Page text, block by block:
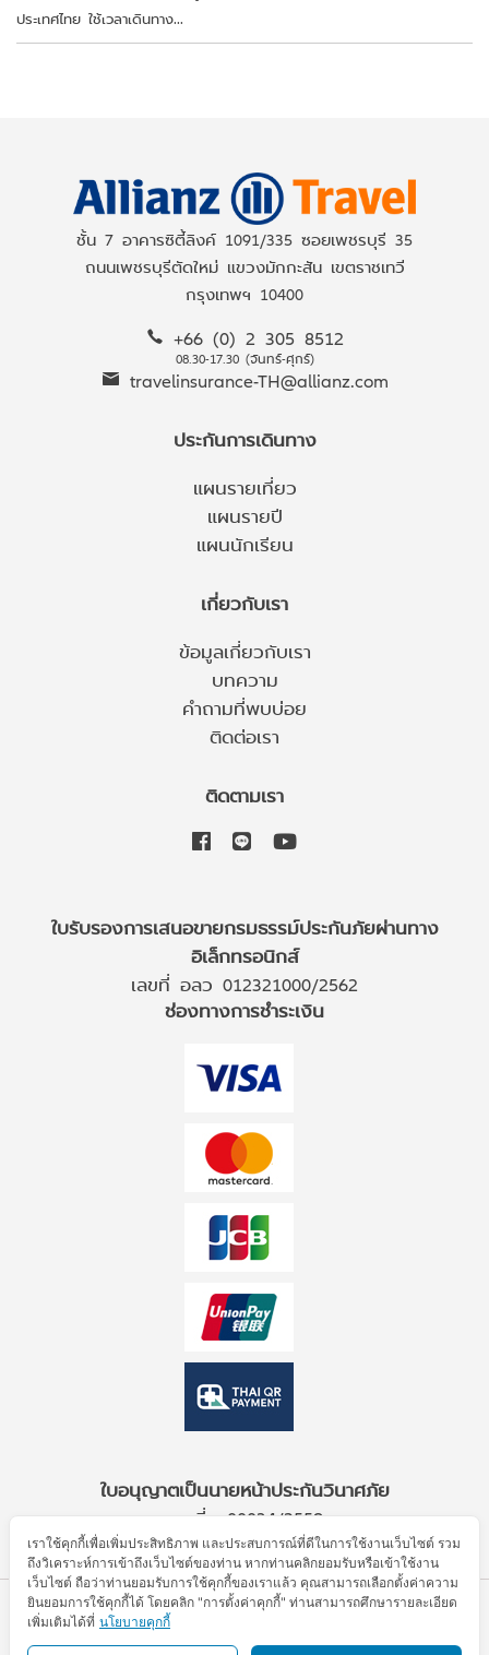
ประเทศไทย ใช้เวลาเดินทาง...
ชั้น 7 อาคารซิตี้ลิงค์ 1091/335 ซอยเพชรบุรี 35
ถนนเพชรบุรีตัดใหม่ แขวงมักกะสัน เขตราชเทวี
กรุงเทพฯ 10400
+66 (0) 2 305 8512
08.30-17.30 (จันทร์-ศุกร์)
travelinsurance-TH@allianz.com
ประกันการเดินทาง
แผนรายเที่ยว
แผนรายปี
แผนนักเรียน
เกี่ยวกับเรา
ข้อมูลเกี่ยวกับเรา
บทความ
คำถามที่พบบ่อย
ติดต่อเรา
ติดตามเรา
ใบรับรองการเสนอขายกรมธรรม์ประกันภัยผ่านทาง
อิเล็กทรอนิกส์
เลขที่ อลว 012321000/2562
ช่องทางการชำระเงิน
ใบอนุญาตเป็นนายหน้าประกันวินาศภัย
เลขที่ ว00034/2559
© Allianz Partners 2026. All Rights Reserved.
เราใช้คุกกี้เพื่อเพิ่มประสิทธิภาพ และประสบการณ์ที่ดีในการใช้งานเว็บไซต์ รวม
ถึงวิเคราะห์การเข้าถึงเว็บไซต์ของท่าน หากท่านคลิกยอมรับหรือเข้าใช้งาน
เว็บไซต์ ถือว่าท่านยอมรับการใช้คุกกี้ของเราแล้ว คุณสามารถเลือกตั้งค่าความ
ยินยอมการใช้คุกกี้ได้ โดยคลิก "การตั้งค่าคุกกี้" ท่านสามารถศึกษารายละเอียด
เพิ่มเติมได้ที่ นโยบายคุกกี้